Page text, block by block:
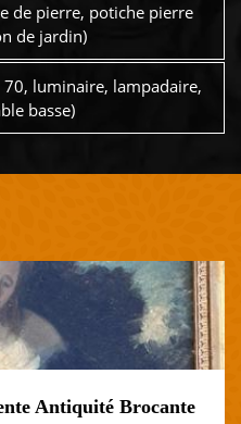
de pierre, potiche pierre
de jardin)
luminaire, lampadaire,
basse)
Antiquité Brocante